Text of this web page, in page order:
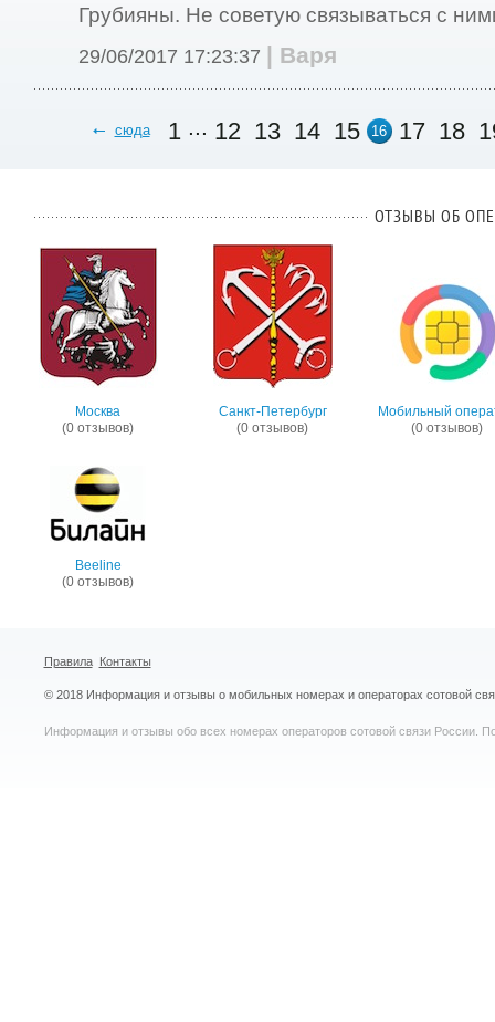
Грубияны. Не советую связываться с
29/06/2017 17:23:37 | Варя
сюда 1 ... 12 13 14 15 16 17 18
ОТЗЫВЫ ОБ
Москва
(0 отзывов)
Санкт-Петербург
(0 отзывов)
Мобильный
(0 отзывов)
Beeline
(0 отзывов)
Правила Контакты
© 2018 Информация и отзывы о мобильных номерах и операторах сотовой
Информация и отзывы обо всех номерах операторов сотовой связи России.